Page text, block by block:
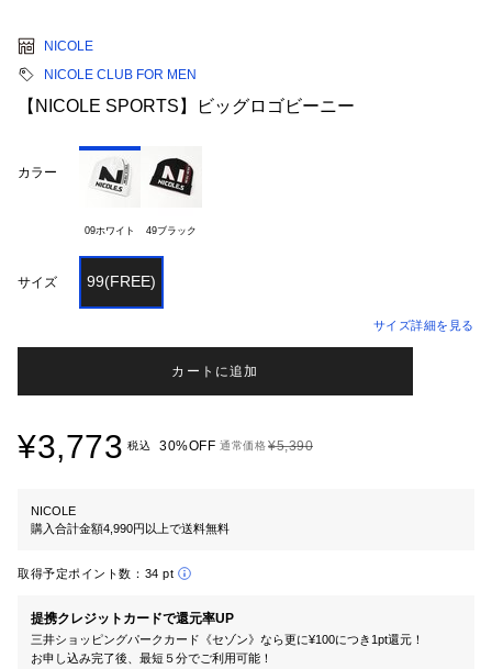
NICOLE
NICOLE CLUB FOR MEN
【NICOLE SPORTS】ビッグロゴビーニー
カラー
09ホワイト 49ブラック
サイズ 99(FREE)
サイズ詳細を見る
カートに追加
¥3,773 税込 30%OFF 通常価格¥5,390
NICOLE
購入合計金額4,990円以上で送料無料
取得予定ポイント数： 34 pt
提携クレジットカードで還元率UP
三井ショッピングパークカード《セゾン》なら更に¥100につき1pt還元！
お申し込み完了後、最短５分でご利用可能！